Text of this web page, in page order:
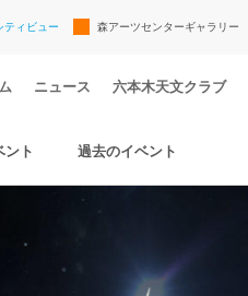
ティビュー 森アーツセンターギャラリー
ニュース 六本木天文クラブ
ント 過去のイベント